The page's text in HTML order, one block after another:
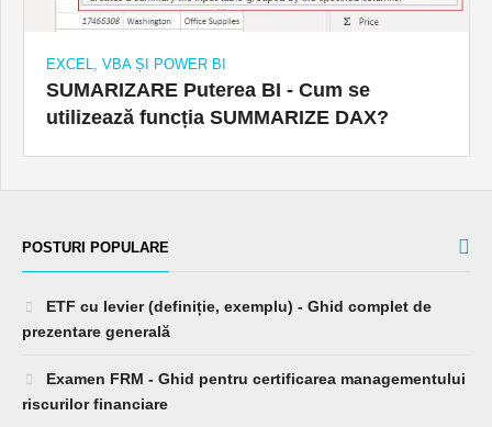
EXCEL, VBA ȘI POWER BI
SUMARIZARE Puterea BI - Cum se
utilizează funcția SUMMARIZE DAX?
POSTURI POPULARE
ETF cu levier (definiție, exemplu) - Ghid complet de
prezentare generală
Examen FRM - Ghid pentru certificarea managementului
riscurilor financiare